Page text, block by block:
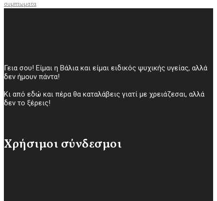
συμπτωματα
Γεια σου! Είμαι η Βάλια και είμαι ειδικός ψυχικής υγείας, αλλά
δεν ήμουν πάντα!
Κι από εδώ και πέρα θα καταλάβεις γιατί με χρειάζεσαι, αλλά
δεν το ξέρεις!
Χρήσιμοι σύνδεσμοι